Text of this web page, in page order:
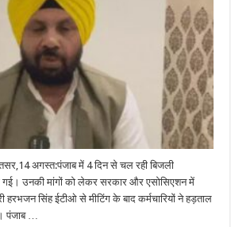
अगस्त:पंजाब में 4 दिन से चल रही बिजली
गई। उनकी मांगों को लेकर सरकार और एसोसिएशन में
हरभजन सिंह ईटीओ से मीटिंग के बाद कर्मचारियों ने हड़ताल
पंजाब …